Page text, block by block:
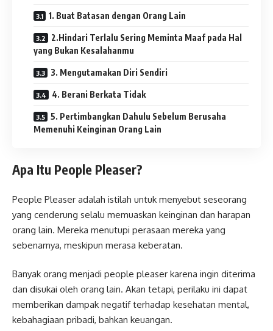
1. Buat Batasan dengan Orang Lain
2.Hindari Terlalu Sering Meminta Maaf pada Hal
yang Bukan Kesalahanmu
3. Mengutamakan Diri Sendiri
4. Berani Berkata Tidak
5. Pertimbangkan Dahulu Sebelum Berusaha
Memenuhi Keinginan Orang Lain
Apa Itu People Pleaser?
People Pleaser adalah istilah untuk menyebut seseorang
yang cenderung selalu memuaskan keinginan dan harapan
orang lain. Mereka menutupi perasaan mereka yang
sebenarnya, meskipun merasa keberatan.
Banyak orang menjadi people pleaser karena ingin diterima
dan disukai oleh orang lain. Akan tetapi, perilaku ini dapat
memberikan dampak negatif terhadap kesehatan mental,
kebahagiaan pribadi, bahkan keuangan.